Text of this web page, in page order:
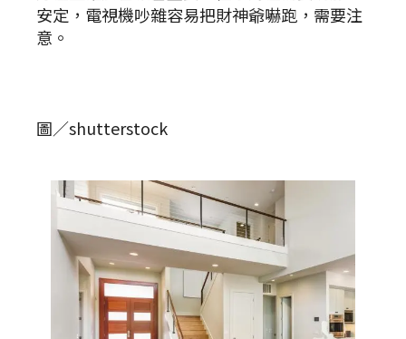
安定，電視機吵雜容易把財神爺嚇跑，需要注
意。
圖／shutterstock